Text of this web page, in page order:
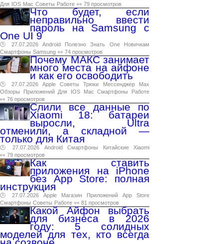
Для IOS Mac Советы Работе 👀 79 просмотров
Что будет, если
неправильно ввести
пароль на Samsung с
One UI 9
🕑 27.07.2026 Android Полезно Знать One
Новичкам
Смартфоны Samsung 👀 74 просмотров
Почему МАКС занимает
много места на айфоне
и как его освободить
🕑 27.07.2026 Apple Советы Трюки Мессенджер
Max
Обзоры
Приложений Для IOS Mac Смартфоны
Работе
👀 76 просмотров
Слили все данные по
Xiaomi 18: батареи
выросли, Ultra
отменили, а складной —
только для Китая
🕑 27.07.2026 Android Смартфоны Китайские
Xiaomi
👀 79 просмотров
Как ставить
приложения на iPhone
без App Store: полная
инструкция
🕑 27.07.2026 Apple Магазин Приложений App
Store
Смартфоны Советы Работе 👀 81 просмотров
Какой Айфон выбрать
для бизнеса в 2026
году: 5 солидных
моделей для тех, кто всегда